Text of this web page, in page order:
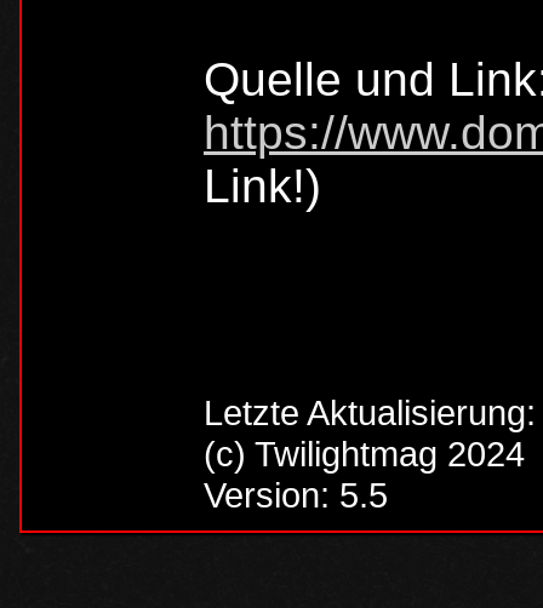
Quelle und
https://
Link!)
Letzte
(c) Twilightmag 2024
Version: 5.5